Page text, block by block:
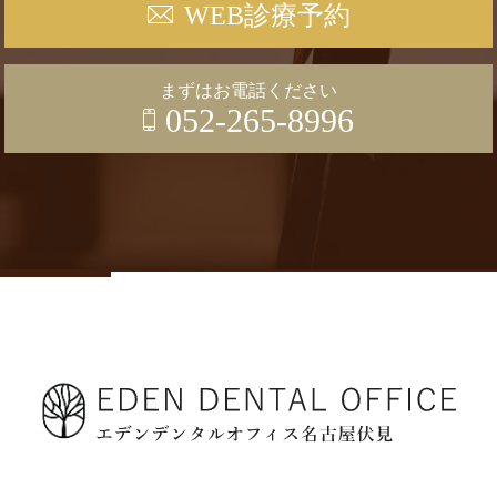
WEB診療予約
まずはお電話ください
052-265-8996